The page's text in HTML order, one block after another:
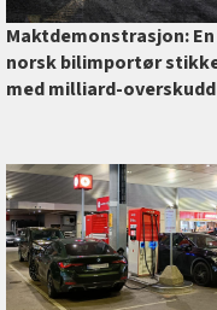
Maktdemonstrasjon: En
norsk bilimportør
med milliard-overskudd